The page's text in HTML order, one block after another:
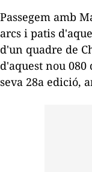
Passegem amb
arcs i patis
d'un quadre de
d'aquest nou 080
seva 28a edició,